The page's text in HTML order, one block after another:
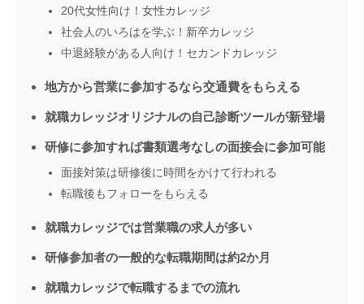
20代女性向け！女性カレッジ
社会人のいろはを学ぶ！新卒カレッジ
中退経験がある人向け！セカンドカレッジ
地方から営業に参加するなら交通費をもらえる
就職カレッジオリジナルの自己診断ツールが新登場
研修に参加すれば書類選考なしの面接会に参加可能
面接対策は研修後に時間をかけて行われる
転職後もフォローをもらえる
就職カレッジでは営業職の求人が多い
研修参加者の一般的な転職期間は約2か月
就職カレッジで転職するまでの流れ